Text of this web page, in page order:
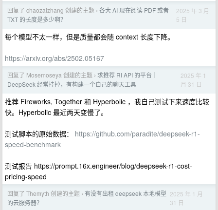
回复了 chaozaizhang 创建的主题 › 各大 AI 现在阅读 PDF 或者
TXT 的长度是多少啊？
2025 年 3 月
5 日
每个模型不太一样，但是质量都会随 context 长度下降。
https://arxiv.org/abs/2502.05167
回复了 Mosemoseya 创建的主题 › 求推荐 RI API 的平台｜
DeepSeek 经常挂掉，有构建一个自己的聊天工具
2025 年 1
月 31 日
推荐 Fireworks, Together 和 Hyperbolic ，我自己测试下来速度比较
快。Hyperbolic 最近两天变慢了。
测试脚本的原始数据： https://github.com/paradite/deepseek-r1-
speed-benchmark
测试报告 https://prompt.16x.engineer/blog/deepseek-r1-cost-
pricing-speed
回复了 Themyth 创建的主题 › 有没有出租 deepseek 本地模型
的云服务器？
2025 年 1 月
31 日